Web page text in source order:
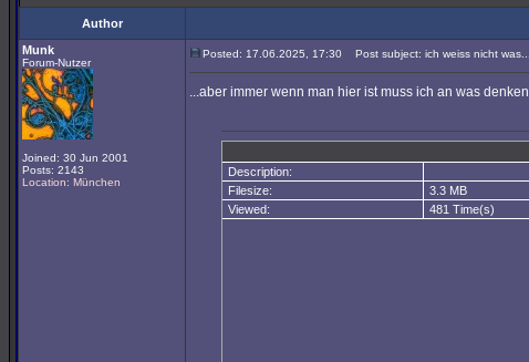
Author
Munk
Forum-Nutzer
Joined: 30 Jun 2001
Posts: 2143
Location: München
Posted: 17.06.2025, 17:30 Post subject: ich weiss nicht was...
...aber immer wenn man hier ist muss ich an was denken
Description:
Filesize:
3.3 MB
Viewed:
481 Time(s)